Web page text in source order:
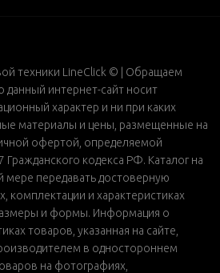
техники LineClick © | Обращаем
данный интернет-сайт носит
характер и ни при каких
материалы и цены, размещенные на
офертой, определяемой
кодекса РФ. Каталог на
мере передавать достоверную
комплектации и характеристиках
и формы. Информация о
товаров, указанная на сайте,
в одностороннем
на фотографиях,